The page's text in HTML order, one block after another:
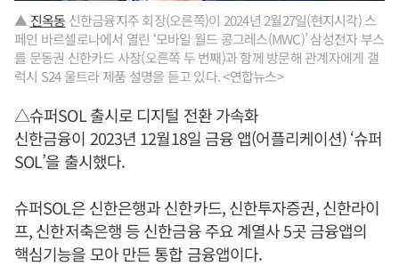
▲ 진옥동 신한금융지주 회장(오른쪽)이 2024년 2월27일(현지시각) 스
페인 바르셀로나에서 열린 ‘모바일 월드 콩그레스(MWC)’ 삼성전자 부스
를 문동권 신한카드 사장(오른쪽 두 번째)과 함께 방문해 관계자에게 갤
럭시 S24 울트라 제품 설명을 듣고 있다. <연합뉴스>
△슈퍼SOL 출시로 디지털 전환 가속화
신한금융이 2023년 12월18일 금융 앱(어플리케이션) ‘슈퍼
SOL’을 출시했다.
슈퍼SOL은 신한은행과 신한카드, 신한투자증권, 신한라이
프, 신한저축은행 등 신한금융 주요 계열사 5곳 금융앱의
핵심기능을 모아 만든 통합 금융앱이다.